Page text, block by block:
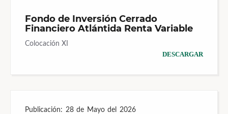
Fondo de Inversión Cerrado
Financiero Atlántida Renta Variable
Colocación XI
DESCARGAR
Publicación: 28 de Mayo del 2026